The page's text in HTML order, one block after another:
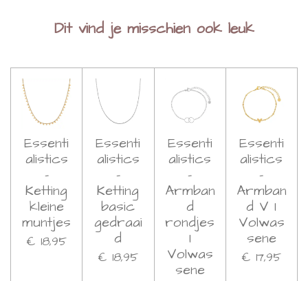
Dit vind je misschien ook leuk
Essenti
alistics
-
Ketting
kleine
muntjes
€ 18,95
Essenti
alistics
-
Ketting
basic
gedraai
d
€ 18,95
Essenti
alistics
-
Armban
d
rondjes
I
Volwas
sene
Essenti
alistics
-
Armban
d V I
Volwas
sene
€ 17,95